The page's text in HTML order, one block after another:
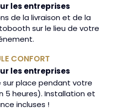
les entreprises
de la livraison et de la
sur le lieu de votre
CONFORT
les entreprises
place pendant votre
5 heures). Installation et
incluses !